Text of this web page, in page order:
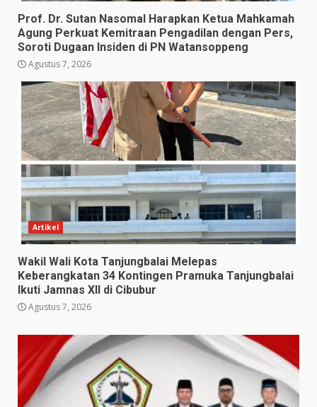
Prof. Dr. Sutan Nasomal Harapkan Ketua Mahkamah
Agung Perkuat Kemitraan Pengadilan dengan Pers,
Soroti Dugaan Insiden di PN Watansoppeng
Agustus 7, 2026
Artikel
Wakil Wali Kota Tanjungbalai Melepas
Keberangkatan 34 Kontingen Pramuka Tanjungbalai
Ikuti Jamnas XII di Cibubur
Agustus 7, 2026